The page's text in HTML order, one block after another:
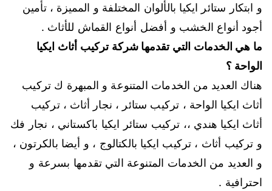
و ابتكار ستائر ايكيا بالألوان المختلفة و المميزة ، تأمين
أجود أنواع الخشب و أفضل أنواع القماش للأثاث .
ما هي الخدمات التي تقدمها شركة تركيب أثاث ايكيا
الواحة ؟
هناك العديد من الخدمات المتنوعة و المبهرة ك تركيب
أثاث ايكيا الواحة ، تركيب ستائر ، نجار أثاث ، تركيب
أثاث ايكيا هندي ،، تركيب ستائر ايكيا باكستاني ، نجار فك
و تركيب أثاث ، تركيب ايكيا بالكتالوج ، و أيضا بالكرتون ،
و العديد من الخدمات المتنوعة التي تقدمها بسرعة و
احترافية .